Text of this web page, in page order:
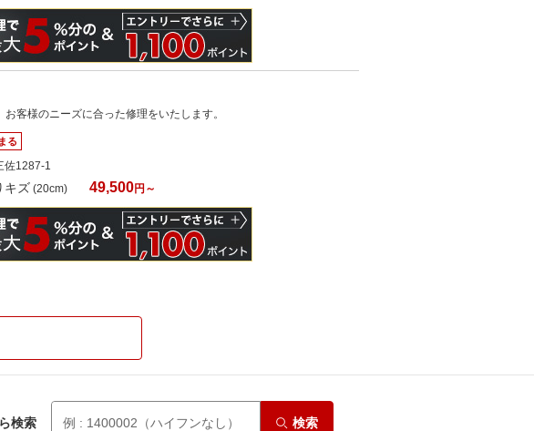
客様のニーズに合った修理をいたします。
る
佐1287-1
キズ(20cm) 49,500円～
検索 検索